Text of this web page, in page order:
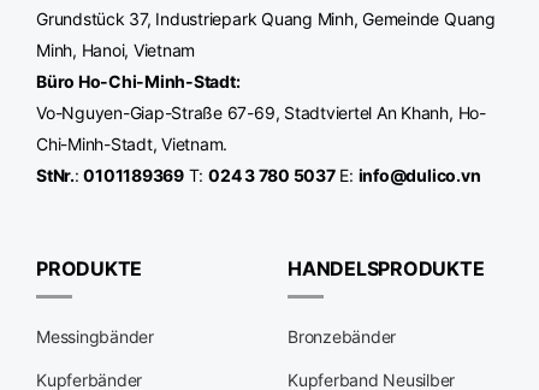
Grundstück 37, Industriepark Quang Minh, Gemeinde Quang
Minh, Hanoi, Vietnam
Büro Ho-Chi-Minh-Stadt:
Vo-Nguyen-Giap-Straße 67-69, Stadtviertel An Khanh, Ho-
Chi-Minh-Stadt, Vietnam.
StNr.:0101189369T: 024 3 780 5037E: info@dulico.vn
PRODUKTE
Messingbänder
Kupferbänder
HANDELSPRODUKTE
Bronzebänder
Kupferband Neusilber